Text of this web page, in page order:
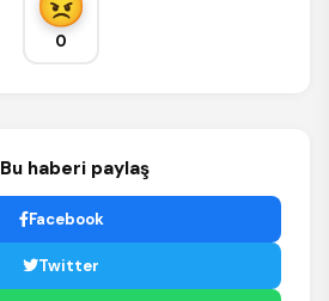
0
Bu haberi paylaş
Facebook
Twitter